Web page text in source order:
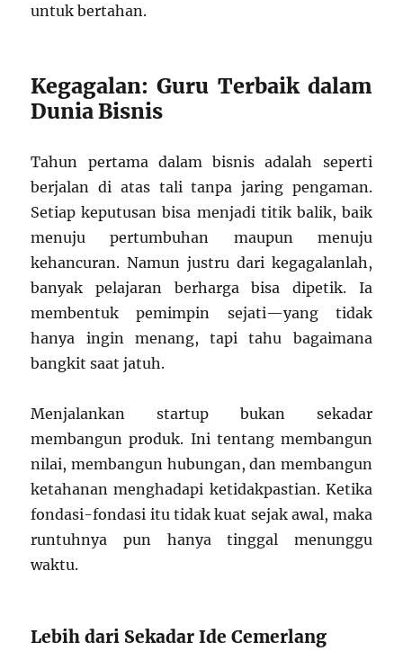
untuk bertahan.
Kegagalan: Guru Terbaik dalam
Dunia Bisnis
Tahun pertama dalam bisnis adalah seperti
berjalan di atas tali tanpa jaring pengaman.
Setiap keputusan bisa menjadi titik balik, baik
menuju pertumbuhan maupun menuju
kehancuran. Namun justru dari kegagalanlah,
banyak pelajaran berharga bisa dipetik. Ia
membentuk pemimpin sejati—yang tidak
hanya ingin menang, tapi tahu bagaimana
bangkit saat jatuh.
Menjalankan startup bukan sekadar
membangun produk. Ini tentang membangun
nilai, membangun hubungan, dan membangun
ketahanan menghadapi ketidakpastian. Ketika
fondasi-fondasi itu tidak kuat sejak awal, maka
runtuhnya pun hanya tinggal menunggu
waktu.
Lebih dari Sekadar Ide Cemerlang